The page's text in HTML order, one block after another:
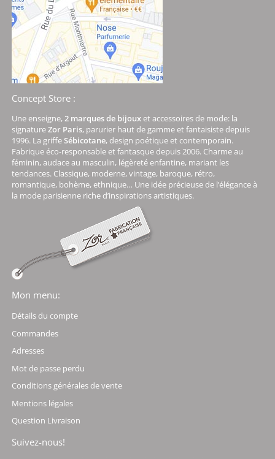
Concept Store :
Une enseigne,2 marques de bijouxet accessoires de mode: la
signatureZor Paris, parurier haut de gamme et fantaisiste depuis
1996. La griffeSébicotane, design poétique et contemporain.
Fabrique éco-responsable et fantasque depuis 2006. Charme au
féminin, audace au masculin, légèreté enfantine, mariant les
tendances. Classique, moderne, vintage, baroque, rétro,
romantique, bohème, ethnique… Une idée précieuse de l’élégance à
la mode parisienne riche d’inspirations artistiques.
Mon menu:
Détails du compte
Commandes
Adresses
Mot de passe perdu
Conditions générales de vente
Mentions légales
Question Livraison
Suivez-nous!